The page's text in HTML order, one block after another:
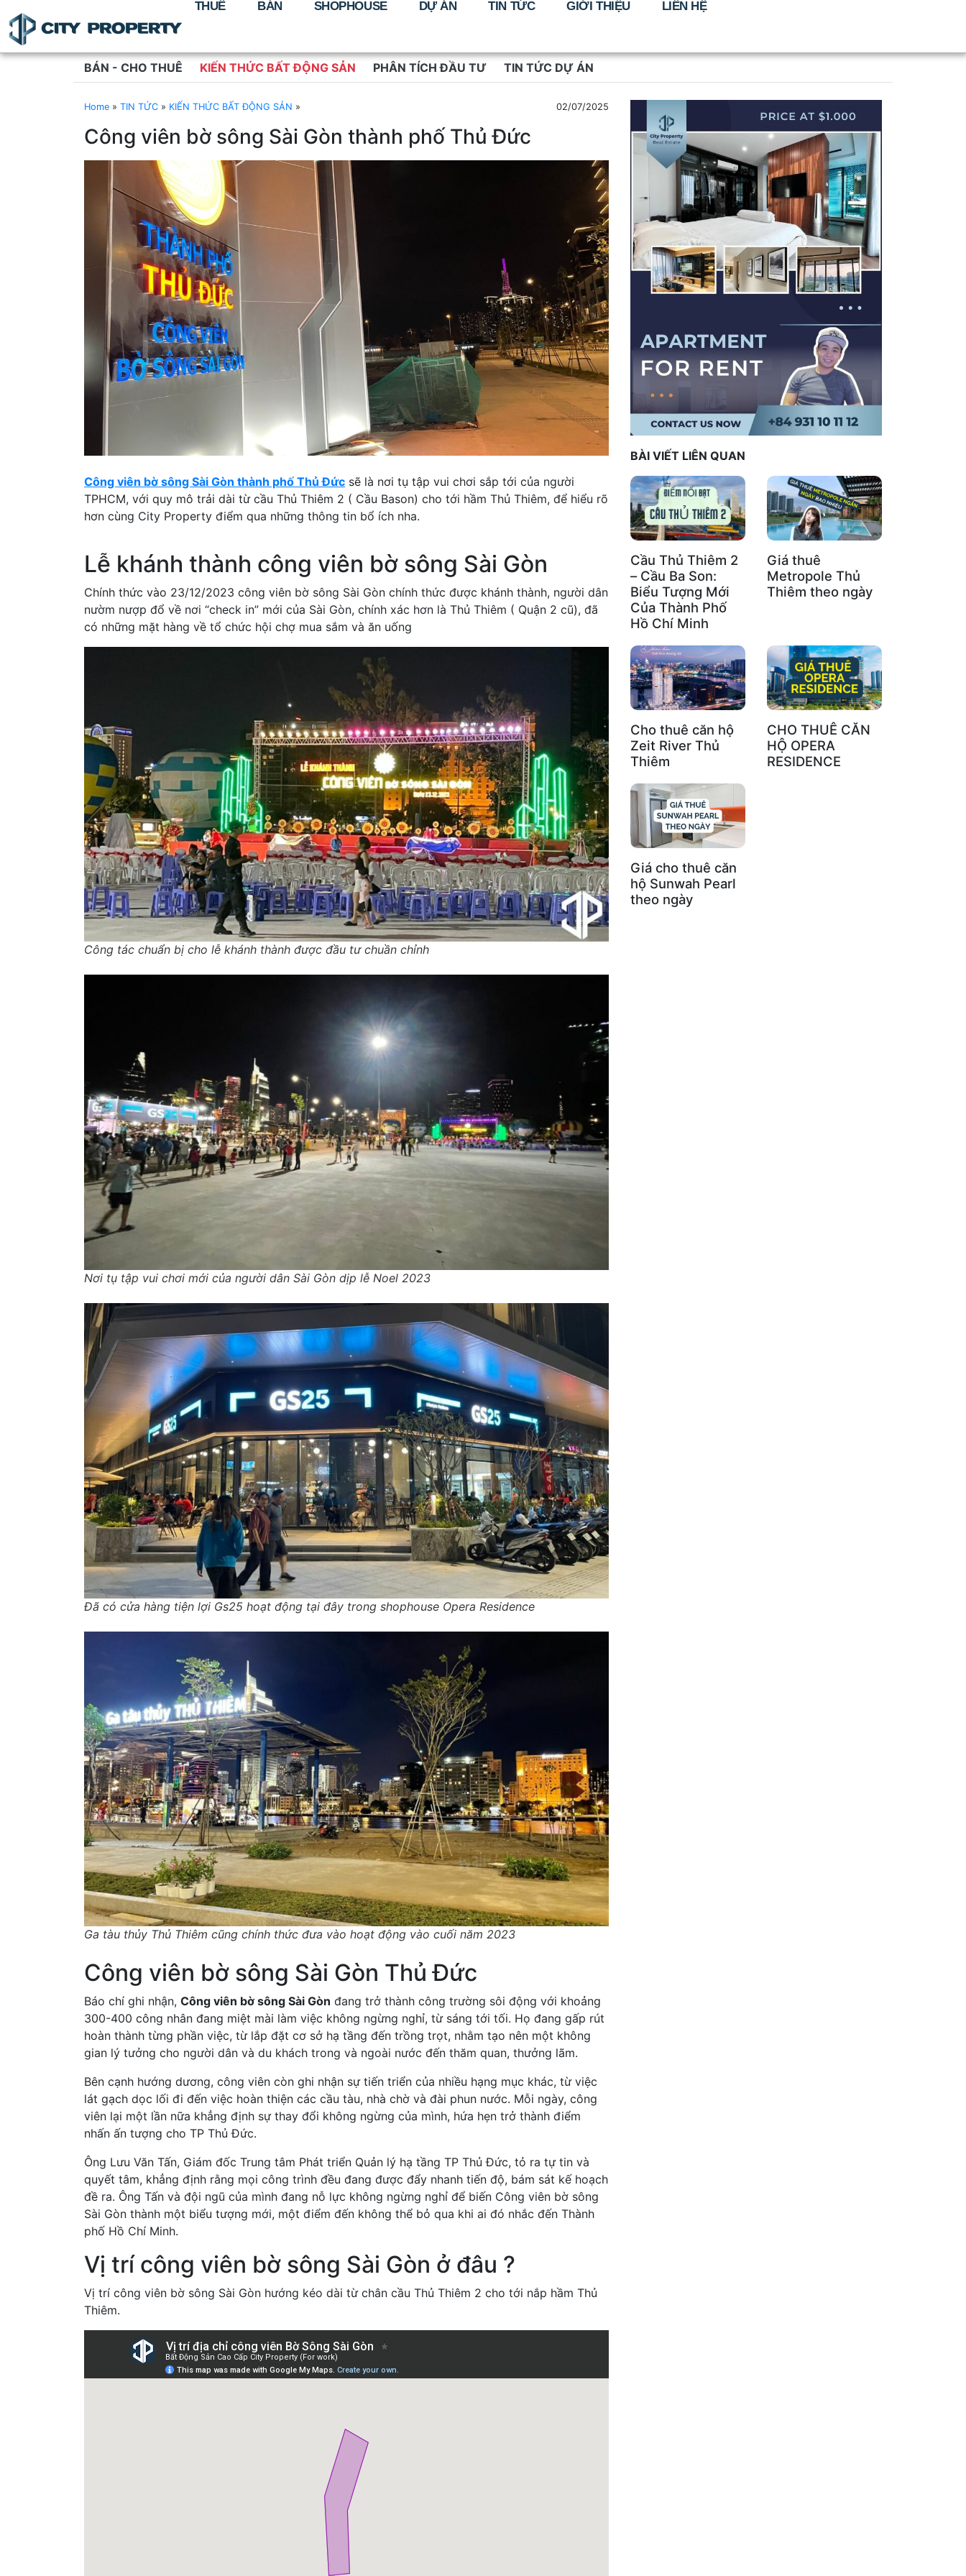
THUÊ BÁN SHOPHOUSE DỰ ÁN TIN TỨC GIỚI THIỆU LIÊN HỆ
BÁN - CHO THUÊ KIẾN THỨC BẤT ĐỘNG SẢN PHÂN TÍCH ĐẦU TƯ TIN TỨC DỰ ÁN
Home » TIN TỨC » KIẾN THỨC BẤT ĐỘNG SẢN » 02/07/2025
Công viên bờ sông Sài Gòn thành phố Thủ Đức
Công viên bờ sông Sài Gòn thành phố Thủ Đức sẽ là nơi tụ tập vui chơi sắp tới của người
TPHCM, với quy mô trải dài từ cầu Thủ Thiêm 2 ( Cầu Bason) cho tới hầm Thủ Thiêm, để hiểu rõ
hơn cùng City Property điểm qua những thông tin bổ ích nha.
Lễ khánh thành công viên bờ sông Sài Gòn
Chính thức vào 23/12/2023 công viên bờ sông Sài Gòn chính thức được khánh thành, người dân
nườm nượp đổ về nơi “check in” mới của Sài Gòn, chính xác hơn là Thủ Thiêm ( Quận 2 cũ), đã
có những mặt hàng về tổ chức hội chợ mua sắm và ăn uống
Công tác chuẩn bị cho lễ khánh thành được đầu tư chuần chỉnh
Nơi tụ tập vui chơi mới của người dân Sài Gòn dịp lễ Noel 2023
Đã có cửa hàng tiện lợi Gs25 hoạt động tại đây trong shophouse Opera Residence
Ga tàu thủy Thủ Thiêm cũng chính thức đưa vào hoạt động vào cuối năm 2023
Công viên bờ sông Sài Gòn Thủ Đức
Báo chí ghi nhận, Công viên bờ sông Sài Gòn đang trở thành công trường sôi động với khoảng
300-400 công nhân đang miệt mài làm việc không ngừng nghỉ, từ sáng tới tối. Họ đang gấp rút
hoàn thành từng phần việc, từ lắp đặt cơ sở hạ tầng đến trồng trọt, nhằm tạo nên một không
gian lý tưởng cho người dân và du khách trong và ngoài nước đến thăm quan, thưởng lãm.
Bên cạnh hướng dương, công viên còn ghi nhận sự tiến triển của nhiều hạng mục khác, từ việc
lát gạch dọc lối đi đến việc hoàn thiện các cầu tàu, nhà chờ và đài phun nước. Mỗi ngày, công
viên lại một lần nữa khẳng định sự thay đổi không ngừng của mình, hứa hẹn trở thành điểm
nhấn ấn tượng cho TP Thủ Đức.
Ông Lưu Văn Tấn, Giám đốc Trung tâm Phát triển Quản lý hạ tầng TP Thủ Đức, tỏ ra tự tin và
quyết tâm, khẳng định rằng mọi công trình đều đang được đẩy nhanh tiến độ, bám sát kế hoạch
đề ra. Ông Tấn và đội ngũ của mình đang nỗ lực không ngừng nghỉ để biến Công viên bờ sông
Sài Gòn thành một biểu tượng mới, một điểm đến không thể bỏ qua khi ai đó nhắc đến Thành
phố Hồ Chí Minh.
Vị trí công viên bờ sông Sài Gòn ở đâu ?
Vị trí công viên bờ sông Sài Gòn hướng kéo dài từ chân cầu Thủ Thiêm 2 cho tới nắp hầm Thủ
Thiêm.
BÀI VIẾT LIÊN QUAN
Cầu Thủ Thiêm 2
– Cầu Ba Son:
Biểu Tượng Mới
Của Thành Phố
Hồ Chí Minh
Giá thuê
Metropole Thủ
Thiêm theo ngày
Cho thuê căn hộ
Zeit River Thủ
Thiêm
CHO THUÊ CĂN
HỘ OPERA
RESIDENCE
Giá cho thuê căn
hộ Sunwah Pearl
theo ngày